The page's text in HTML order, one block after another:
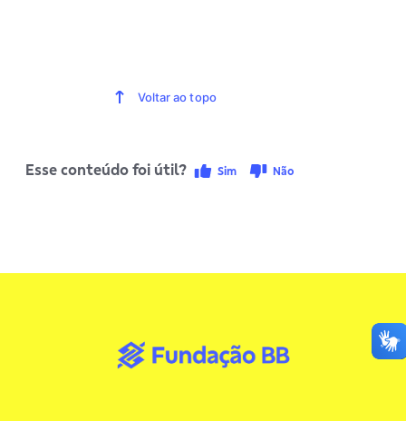
Voltar ao topo
Esse conteúdo foi útil? Sim Não